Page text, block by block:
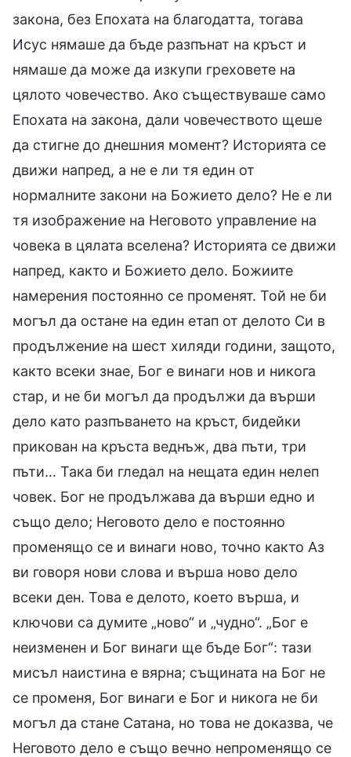
закона, без Епохата на благодатта, тогава
Исус нямаше да бъде разпънат на кръст и
нямаше да може да изкупи греховете на
цялото човечество. Ако съществуваше само
Епохата на закона, дали човечеството щеше
да стигне до днешния момент? Историята се
движи напред, а не е ли тя един от
нормалните закони на Божието дело? Не е ли
тя изображение на Неговото управление на
човека в цялата вселена? Историята се движи
напред, както и Божието дело. Божиите
намерения постоянно се променят. Той не би
могъл да остане на един етап от делото Си в
продължение на шест хиляди години, защото,
както всеки знае, Бог е винаги нов и никога
стар, и не би могъл да продължи да върши
дело като разпъването на кръст, бидейки
прикован на кръста веднъж, два пъти, три
пъти… Така би гледал на нещата един нелеп
човек. Бог не продължава да върши едно и
също дело; Неговото дело е постоянно
променящо се и винаги ново, точно както Аз
ви говоря нови слова и върша ново дело
всеки ден. Това е делото, което върша, и
ключови са думите „ново“ и „чудно“. „Бог е
неизменен и Бог винаги ще бъде Бог“: тази
мисъл наистина е вярна; същината на Бог не
се променя, Бог винаги е Бог и никога не би
могъл да стане Сатана, но това не доказва, че
Неговото дело е също вечно непроменящо се